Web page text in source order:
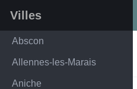
Villes
Abscon
Allennes-les-Marais
Aniche